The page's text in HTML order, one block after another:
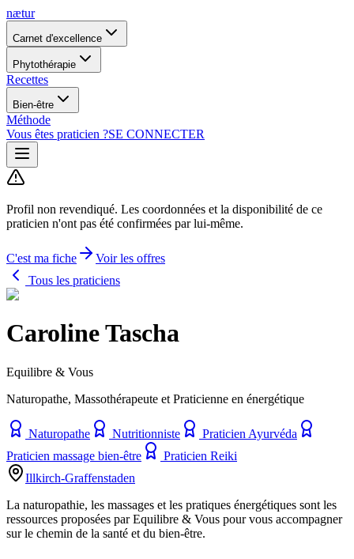
nætur
Carnet d'excellence
Phytothérapie
Recettes
Bien-être
Méthode
Vous êtes praticien ?SE CONNECTER
Profil non revendiqué. Les coordonnées et la disponibilité de ce
praticien n'ont pas été confirmées par lui-même.
C'est ma fiche
Voir les offres
Tous les praticiens
Caroline Tascha
Equilibre & Vous
Naturopathe, Massothérapeute et Praticienne en énergétique
Naturopathe Nutritionniste
Praticien Ayurvéda
Praticien massage bien-être
Praticien Reiki
Illkirch-Graffenstaden
La naturopathie, les massages et les pratiques énergétiques sont les
ressources proposées par Equilibre & Vous pour vous accompagner
sur le chemin de la santé et du bien-être.